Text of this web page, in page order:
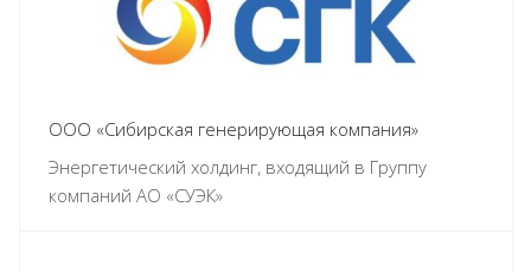
ООО «Сибирская генерирующая компания»
Энергетический холдинг, входящий в Группу
компаний АО «СУЭК»